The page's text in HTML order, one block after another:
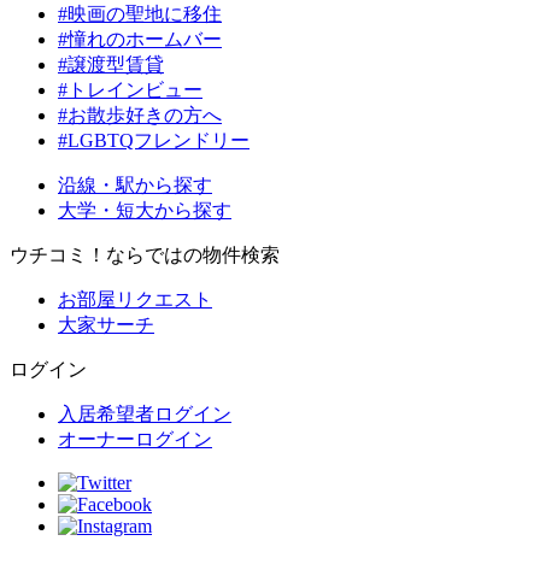
#映画の聖地に移住
#憧れのホームバー
#譲渡型賃貸
#トレインビュー
#お散歩好きの方へ
#LGBTQフレンドリー
沿線・駅から探す
大学・短大から探す
ウチコミ！ならではの物件検索
お部屋リクエスト
大家サーチ
ログイン
入居希望者ログイン
オーナーログイン